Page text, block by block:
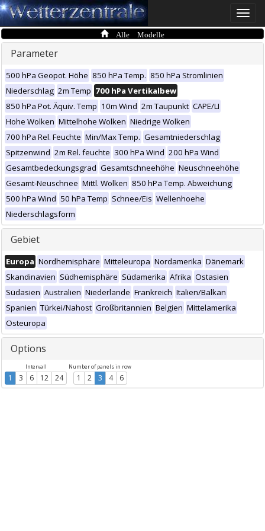
Toggle
Alle Modelle
Parameter
500 hPa Geopot. Höhe 850 hPa Temp. 850 hPa Stromlinien
Niederschlag 2m Temp 700 hPa Vertikalbew
850 hPa Pot. Äquiv. Temp 10m Wind 2m Taupunkt CAPE/LI
Hohe Wolken Mittelhohe Wolken Niedrige Wolken
700 hPa Rel. Feuchte Min/Max Temp. Gesamtniederschlag
Spitzenwind 2m Rel. feuchte 300 hPa Wind 200 hPa Wind
Gesamtbedeckungsgrad Gesamtschneehöhe Neuschneehöhe
Gesamt-Neuschnee Mittl. Wolken 850 hPa Temp. Abweichung
500 hPa Wind 50 hPa Temp Schnee/Eis Wellenhoehe
Niederschlagsform
Gebiet
Europa Nordhemisphäre Mitteleuropa Nordamerika Dänemark
Skandinavien Südhemisphäre Südamerika Afrika Ostasien
Südasien Australien Niederlande Frankreich Italien/Balkan
Spanien Türkei/Nahost Großbritannien Belgien Mittelamerika
Osteuropa
Options
Intervall
1 3 6 12 24
Number of panels in row
1 2 3 4 6